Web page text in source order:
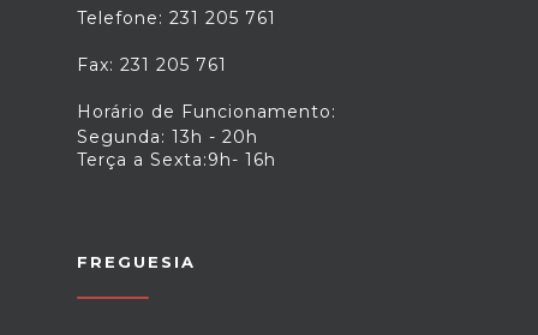
Telefone: 231 205 761
Fax: 231 205 761
Horário de Funcionamento:
Segunda: 13h - 20h
Terça a Sexta:9h- 16h
FREGUESIA